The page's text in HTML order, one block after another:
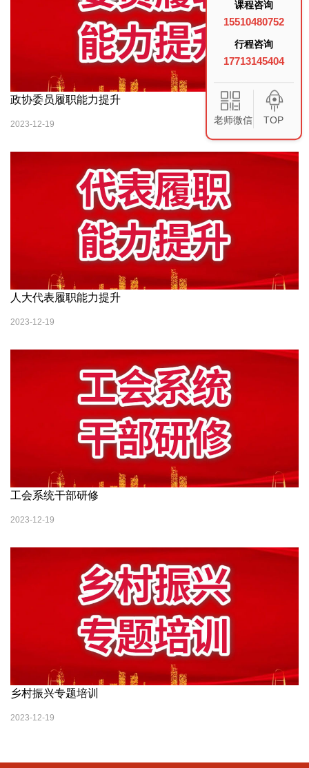
政协委员履职能力提升
2023-12-19
人大代表履职能力提升
2023-12-19
工会系统干部研修
2023-12-19
乡村振兴专题培训
2023-12-19
课程咨询
15510480752
行程咨询
17713145404
老师微信 TOP